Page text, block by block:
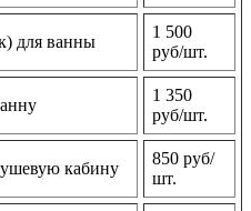
для ванны
1 500
руб/шт.
1 350
руб/шт.
кабину
850 руб/
шт.